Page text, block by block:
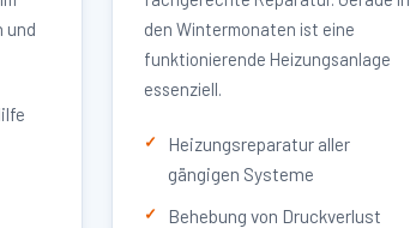
und
den Wintermonaten ist eine
funktionierende Heizungsanlage
essenziell.
Heizungsreparatur aller
gängigen Systeme
Behebung von Druckverlust